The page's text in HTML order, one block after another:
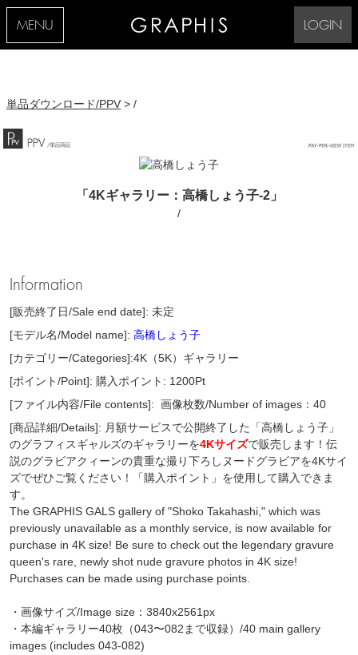
MENU LOGIN
単品ダウンロード/PPV > /
「4Kギャラリー：高橋しょう子-2」
/
Information
[販売終了日/Sale end date]: 未定
[モデル名/Model name]:高橋しょう子
[カテゴリー/Categories]:4K（5K）ギャラリー
[ポイント/Point]: 購入ポイント: 1200Pt
[ファイル内容/File contents]: 画像枚数/Number of images：40
[商品詳細/Details]: 月額サービスで公開終了した「高橋しょう子」
のグラフィスギャルズのギャラリーを4Kサイズで販売します！伝
説のグラビアクィーンの貴重な撮り下ろしヌードグラビアを4Kサイ
ズでぜひご覧ください！「購入ポイント」を使用して購入できま
す。
The GRAPHIS GALS gallery of "Shoko Takahashi," which was
previously unavailable as a monthly service, is now available for
purchase in 4K size! Be sure to check out the legendary gravure
queen's rare, newly shot nude gravure photos in 4K size!
Purchases can be made using purchase points.
・画像サイズ/Image size：3840x2561px
・本編ギャラリー40枚（043〜082まで収録）/40 main gallery
images (includes 043-082)